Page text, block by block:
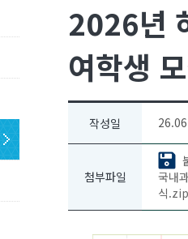
2026년
여학생
작성일
첨부파일
국내
식